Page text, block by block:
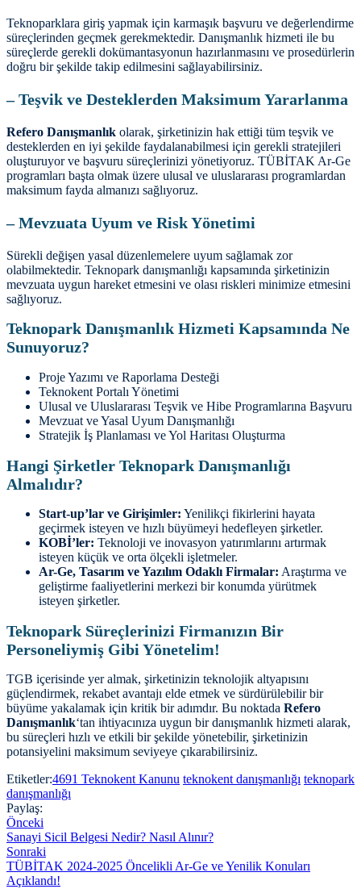
Teknoparklara giriş yapmak için karmaşık başvuru ve değerlendirme
süreçlerinden geçmek gerekmektedir. Danışmanlık hizmeti ile bu
süreçlerde gerekli dokümantasyonun hazırlanmasını ve prosedürlerin
doğru bir şekilde takip edilmesini sağlayabilirsiniz.
– Teşvik ve Desteklerden Maksimum Yararlanma
Refero Danışmanlık olarak, şirketinizin hak ettiği tüm teşvik ve
desteklerden en iyi şekilde faydalanabilmesi için gerekli stratejileri
oluşturuyor ve başvuru süreçlerinizi yönetiyoruz. TÜBİTAK Ar-Ge
programları başta olmak üzere ulusal ve uluslararası programlardan
maksimum fayda almanızı sağlıyoruz.
– Mevzuata Uyum ve Risk Yönetimi
Sürekli değişen yasal düzenlemelere uyum sağlamak zor
olabilmektedir. Teknopark danışmanlığı kapsamında şirketinizin
mevzuata uygun hareket etmesini ve olası riskleri minimize etmesini
sağlıyoruz.
Teknopark Danışmanlık Hizmeti Kapsamında Ne
Sunuyoruz?
Proje Yazımı ve Raporlama Desteği
Teknokent Portalı Yönetimi
Ulusal ve Uluslararası Teşvik ve Hibe Programlarına Başvuru
Mevzuat ve Yasal Uyum Danışmanlığı
Stratejik İş Planlaması ve Yol Haritası Oluşturma
Hangi Şirketler Teknopark Danışmanlığı
Almalıdır?
Start-up’lar ve Girişimler: Yenilikçi fikirlerini hayata
geçirmek isteyen ve hızlı büyümeyi hedefleyen şirketler.
KOBİ’ler: Teknoloji ve inovasyon yatırımlarını artırmak
isteyen küçük ve orta ölçekli işletmeler.
Ar-Ge, Tasarım ve Yazılım Odaklı Firmalar: Araştırma ve
geliştirme faaliyetlerini merkezi bir konumda yürütmek
isteyen şirketler.
Teknopark Süreçlerinizi Firmanızın Bir
Personeliymiş Gibi Yönetelim!
TGB içerisinde yer almak, şirketinizin teknolojik altyapısını
güçlendirmek, rekabet avantajı elde etmek ve sürdürülebilir bir
büyüme yakalamak için kritik bir adımdır. Bu noktada Refero
Danışmanlık‘tan ihtiyacınıza uygun bir danışmanlık hizmeti alarak,
bu süreçleri hızlı ve etkili bir şekilde yönetebilir, şirketinizin
potansiyelini maksimum seviyeye çıkarabilirsiniz.
Etiketler:4691 Teknokent Kanunu teknokent danışmanlığı teknopark
danışmanlığı
Paylaş:
Önceki
Sanayi Sicil Belgesi Nedir? Nasıl Alınır?
Sonraki
TÜBİTAK 2024-2025 Öncelikli Ar-Ge ve Yenilik Konuları
Açıklandı!